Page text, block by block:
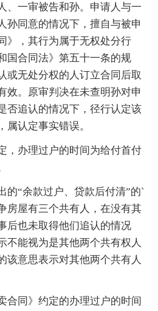
、一审被告和孙。申请人与一
孙同意的情况下，擅自与被申
》，其行为属于无权处分行
国合同法》第五十一条的规
或无处分权的人订立合同后取
效。原审判决在未查明孙对申
否追认的情况下，径行认定该
属认定事实错误。
办理过户的时间为给付首付
“余款过户、贷款后付清”的`
房屋有三个共有人，在没有其
后也未取得他们追认的情况
不能视为是其他两个共有权人
该意思表示对其他两个共有人
同》约定的办理过户的时间